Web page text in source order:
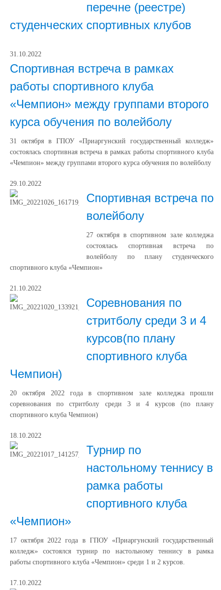
перечне (реестре)
студенческих спортивных клубов
31.10.2022
Спортивная встреча в рамках
работы спортивного клуба
«Чемпион» между группами второго
курса обучения по волейболу
31 октября в ГПОУ «Приаргунский государственный колледж»
состоялась спортивная встреча в рамках работы спортивного клуба
«Чемпион» между группами второго курса обучения по волейболу
29.10.2022
Спортивная встреча по
волейболу
27 октября в спортивном зале колледжа
состоялась спортивная встреча по
волейболу по плану студенческого
спортивного клуба «Чемпион»
21.10.2022
Соревнования по
стритболу среди 3 и 4
курсов(по плану
спортивного клуба
Чемпион)
20 октября 2022 года в спортивном зале колледжа прошли
соревнования по стритболу среди 3 и 4 курсов (по плану
спортивного клуба Чемпион)
18.10.2022
Турнир по
настольному теннису в
рамка работы
спортивного клуба
«Чемпион»
17 октября 2022 года в ГПОУ «Приаргунский государственный
колледж» состоялся турнир по настольному теннису в рамка
работы спортивного клуба «Чемпион» среди 1 и 2 курсов.
17.10.2022